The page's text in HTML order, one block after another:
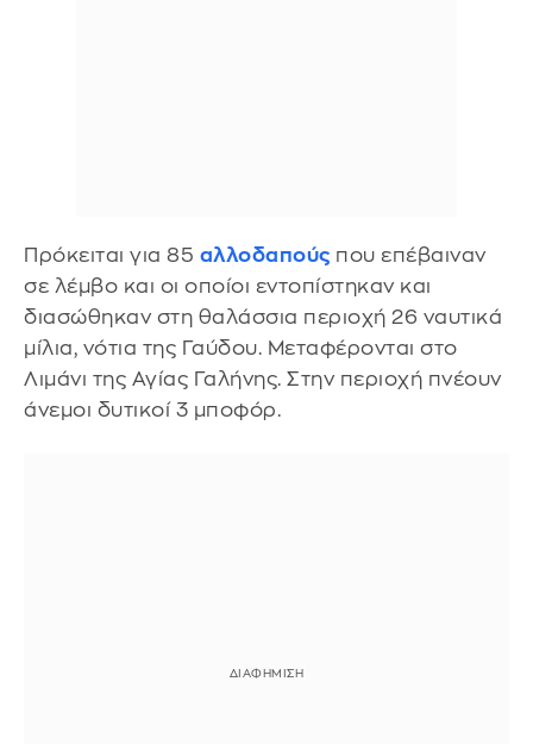
Πρόκειται για 85 αλλοδαπούς που επέβαιναν
σε λέμβο και οι οποίοι εντοπίστηκαν και
διασώθηκαν στη θαλάσσια περιοχή 26 ναυτικά
μίλια, νότια της Γαύδου. Μεταφέρονται στο
Λιμάνι της Αγίας Γαλήνης. Στην περιοχή πνέουν
άνεμοι δυτικοί 3 μποφόρ.